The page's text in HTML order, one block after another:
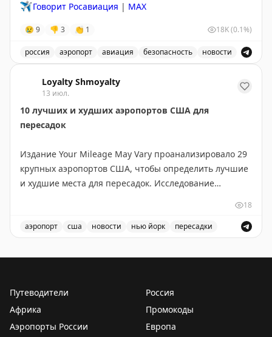
✈️ Говорит Росавиация | МАХ
😢 9 👎 3 👏 1 18K(0.1%)
россия аэропорт авиация безопасность новости
Loyalty Shmoyalty
13 июл.
10 лучших и худших аэропортов США для
пересадок
Издание Your Mileage May Vary проанализировало 29
крупных аэропортов США, чтобы определить лучшие
и худшие места для пересадок. Исследование
ТОП-10 для частых летающих: Хьюстон (IAH),
Вашингтон Даллес, Детройт, Сиэтл-Такома,
ТОП-10 для семей: Детройт, Бостон Логан, Хьюстон,
Вашингтон Даллес, Сиэтл-Такома, Солт-Лейк-Сити,
18
аэропорт сша новости нью йорк пересадки
Путеводители
Россия
Африка
Промокоды
Аэропорты России
Европа